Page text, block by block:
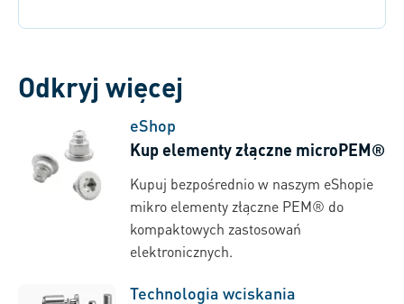
Odkryj więcej
eShop
Kup elementy złączne microPEM®
Kupuj bezpośrednio w naszym eShopie
mikro elementy złączne PEM® do
kompaktowych zastosowań
elektronicznych.
Technologia wciskania